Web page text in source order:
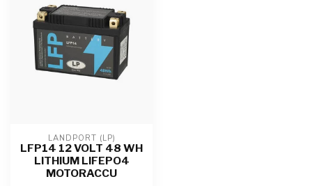
LANDPORT (LP)
LFP14 12 VOLT 48 WH
LITHIUM LIFEPO4
MOTORACCU